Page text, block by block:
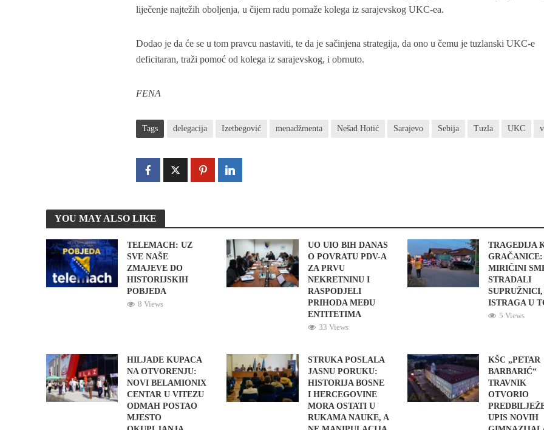
liječenje najtežih oboljenja, u čijem radu pomaže kolega iz sarajevskog UKC-ea.
Dodao je da će se u tom pravcu nastaviti, te da je sačinjena strategija, da ono u čemu je tuzlanski UKC-e
deficitaran, traži pomoć od kolega iz sarajevskog, i obrnuto.
FENA
Tags delegacija Izetbegović menadžmenta Nešad Hotić Sarajevo Sebija Tuzla UKC
YOU MAY ALSO LIKE
TELEMACH: UZ
SVE NAŠE
ZMAJEVE DO
HISTORIJSKIH
POBJEDA
8 Views
UO UIO BIH DANAS
O POVRATU PDV-A
ZA PRVU
NEKRETNINU I
RASPODJELI
PRIHODA MEĐU
ENTITETIMA
33 Views
TRAGEDIJA
MIRIČINI
STRADALI
SUPRUŽNICI,
ISTRAGA U
5 Views
HILJADE KUPACA
NA OTVORENJU:
NOVI BELAMIONIX
CENTAR U VITEZU
ODMAH POSTAO
MJESTO
STRUKA POSLALA
JASNU PORUKU:
HISTORIJA BOSNE
I HERCEGOVINE
MORA OSTATI U
RUKAMA NAUKE, A
KŠC „PETAR
BARBARIĆ“
TRAVNIK
OTVORIO
UPIS NOVIH